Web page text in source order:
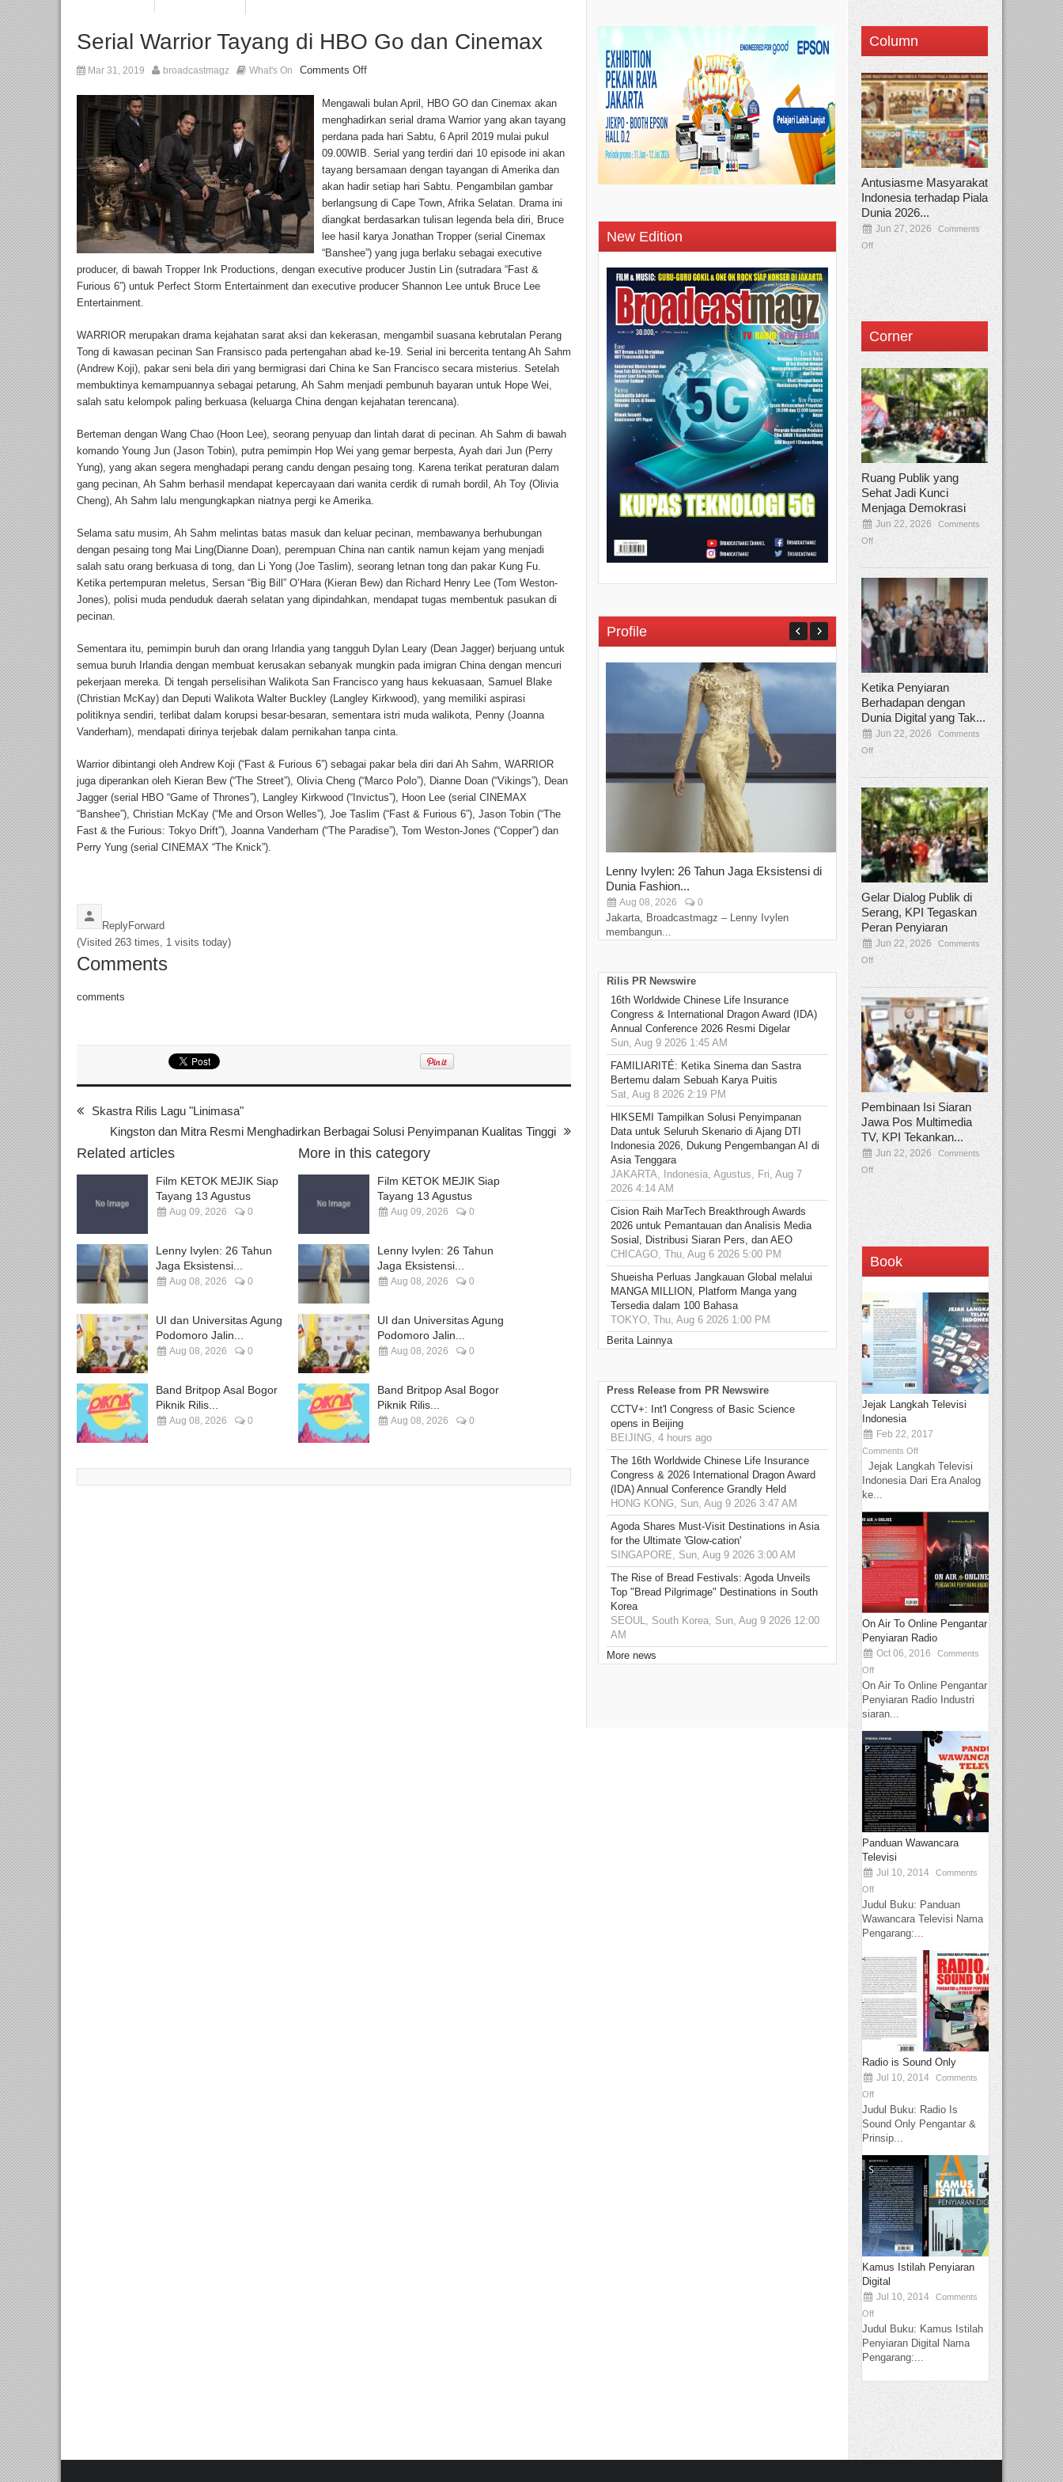
Serial Warrior Tayang di HBO Go dan Cinemax
Mar 31, 2019 broadcastmagz What's On Comments Off
Mengawali bulan April, HBO GO dan Cinemax akan
menghadirkan serial drama Warrior yang akan tayang
perdana pada hari Sabtu, 6 April 2019 mulai pukul
09.00WIB. Serial yang terdiri dari 10 episode ini akan
tayang bersamaan dengan tayangan di Amerika dan
akan hadir setiap hari Sabtu. Pengambilan gambar
berlangsung di Cape Town, Afrika Selatan. Drama ini
diangkat berdasarkan tulisan legenda bela diri, Bruce
lee hasil karya Jonathan Tropper (serial Cinemax
“Banshee”) yang juga berlaku sebagai executive
producer, di bawah Tropper Ink Productions, dengan executive producer Justin Lin (sutradara “Fast &
Furious 6”) untuk Perfect Storm Entertainment dan executive producer Shannon Lee untuk Bruce Lee
Entertainment.
WARRIOR merupakan drama kejahatan sarat aksi dan kekerasan, mengambil suasana kebrutalan Perang
Tong di kawasan pecinan San Fransisco pada pertengahan abad ke-19. Serial ini bercerita tentang Ah Sahm
(Andrew Koji), pakar seni bela diri yang bermigrasi dari China ke San Francisco secara misterius. Setelah
membuktinya kemampuannya sebagai petarung, Ah Sahm menjadi pembunuh bayaran untuk Hope Wei,
salah satu kelompok paling berkuasa (keluarga China dengan kejahatan terencana).
Berteman dengan Wang Chao (Hoon Lee), seorang penyuap dan lintah darat di pecinan. Ah Sahm di bawah
komando Young Jun (Jason Tobin), putra pemimpin Hop Wei yang gemar berpesta, Ayah dari Jun (Perry
Yung), yang akan segera menghadapi perang candu dengan pesaing tong. Karena terikat peraturan dalam
gang pecinan, Ah Sahm berhasil mendapat kepercayaan dari wanita cerdik di rumah bordil, Ah Toy (Olivia
Cheng), Ah Sahm lalu mengungkapkan niatnya pergi ke Amerika.
Selama satu musim, Ah Sahm melintas batas masuk dan keluar pecinan, membawanya berhubungan
dengan pesaing tong Mai Ling(Dianne Doan), perempuan China nan cantik namun kejam yang menjadi
salah satu orang berkuasa di tong, dan Li Yong (Joe Taslim), seorang letnan tong dan pakar Kung Fu.
Ketika pertempuran meletus, Sersan “Big Bill” O’Hara (Kieran Bew) dan Richard Henry Lee (Tom Weston-
Jones), polisi muda penduduk daerah selatan yang dipindahkan, mendapat tugas membentuk pasukan di
pecinan.
Sementara itu, pemimpin buruh dan orang Irlandia yang tangguh Dylan Leary (Dean Jagger) berjuang untuk
semua buruh Irlandia dengan membuat kerusakan sebanyak mungkin pada imigran China dengan mencuri
pekerjaan mereka. Di tengah perselisihan Walikota San Francisco yang haus kekuasaan, Samuel Blake
(Christian McKay) dan Deputi Walikota Walter Buckley (Langley Kirkwood), yang memiliki aspirasi
politiknya sendiri, terlibat dalam korupsi besar-besaran, sementara istri muda walikota, Penny (Joanna
Vanderham), mendapati dirinya terjebak dalam pernikahan tanpa cinta.
Warrior dibintangi oleh Andrew Koji (“Fast & Furious 6”) sebagai pakar bela diri dari Ah Sahm, WARRIOR
juga diperankan oleh Kieran Bew (“The Street”), Olivia Cheng (“Marco Polo”), Dianne Doan (“Vikings”), Dean
Jagger (serial HBO “Game of Thrones”), Langley Kirkwood (“Invictus”), Hoon Lee (serial CINEMAX
“Banshee”), Christian McKay (“Me and Orson Welles”), Joe Taslim (“Fast & Furious 6”), Jason Tobin (“The
Fast & the Furious: Tokyo Drift”), Joanna Vanderham (“The Paradise”), Tom Weston-Jones (“Copper”) dan
Perry Yung (serial CINEMAX “The Knick”).
ReplyForward
(Visited 263 times, 1 visits today)
Comments
comments
Skastra Rilis Lagu "Linimasa"
Kingston dan Mitra Resmi Menghadirkan Berbagai Solusi Penyimpanan Kualitas Tinggi
Related articles
Film KETOK MEJIK Siap
Tayang 13 Agustus
Aug 09, 2026 0
Lenny Ivylen: 26 Tahun
Jaga Eksistensi...
Aug 08, 2026 0
UI dan Universitas Agung
Podomoro Jalin...
Aug 08, 2026 0
Band Britpop Asal Bogor
Piknik Rilis...
Aug 08, 2026 0
More in this category
Film KETOK MEJIK Siap
Tayang 13 Agustus
Aug 09, 2026 0
Lenny Ivylen: 26 Tahun
Jaga Eksistensi...
Aug 08, 2026 0
UI dan Universitas Agung
Podomoro Jalin...
Aug 08, 2026 0
Band Britpop Asal Bogor
Piknik Rilis...
Aug 08, 2026 0
New Edition
Profile
Lenny Ivylen: 26 Tahun Jaga Eksistensi di
Dunia Fashion...
Aug 08, 2026 0
Jakarta, Broadcastmagz – Lenny Ivylen
membangun...
Yan Senjaya, Kreativitas Lima
Sinema Indonesia
Dec 22, 2025 Comments Off
Jakarta, Broadcastmagz – Yan Senjaya
Rilis PR Newswire
16th Worldwide Chinese Life Insurance
Congress & International Dragon Award (IDA)
Annual Conference 2026 Resmi Digelar
Sun, Aug 9 2026 1:45 AM
FAMILIARITÉ: Ketika Sinema dan Sastra
Bertemu dalam Sebuah Karya Puitis
Sat, Aug 8 2026 2:19 PM
HIKSEMI Tampilkan Solusi Penyimpanan
Data untuk Seluruh Skenario di Ajang DTI
Indonesia 2026, Dukung Pengembangan AI di
Asia Tenggara
JAKARTA, Indonesia, Agustus, Fri, Aug 7
2026 4:14 AM
Cision Raih MarTech Breakthrough Awards
2026 untuk Pemantauan dan Analisis Media
Sosial, Distribusi Siaran Pers, dan AEO
CHICAGO, Thu, Aug 6 2026 5:00 PM
Shueisha Perluas Jangkauan Global melalui
MANGA MILLION, Platform Manga yang
Tersedia dalam 100 Bahasa
TOKYO, Thu, Aug 6 2026 1:00 PM
Berita Lainnya
Press Release from PR Newswire
CCTV+: Int'l Congress of Basic Science
opens in Beijing
BEIJING, 4 hours ago
The 16th Worldwide Chinese Life Insurance
Congress & 2026 International Dragon Award
(IDA) Annual Conference Grandly Held
HONG KONG, Sun, Aug 9 2026 3:47 AM
Agoda Shares Must-Visit Destinations in Asia
for the Ultimate 'Glow-cation'
SINGAPORE, Sun, Aug 9 2026 3:00 AM
The Rise of Bread Festivals: Agoda Unveils
Top "Bread Pilgrimage" Destinations in South
Korea
SEOUL, South Korea, Sun, Aug 9 2026 12:00
AM
More news
Column
Antusiasme Masyarakat
Indonesia terhadap Piala
Dunia 2026...
Jun 27, 2026
Comments
Off
Corner
Ruang Publik yang
Sehat Jadi Kunci
Menjaga Demokrasi
Jun 22, 2026
Comments
Off
Ketika Penyiaran
Berhadapan dengan
Dunia Digital yang Tak...
Jun 22, 2026
Comments
Off
Gelar Dialog Publik di
Serang, KPI Tegaskan
Peran Penyiaran
Jun 22, 2026
Comments
Off
Pembinaan Isi Siaran
Jawa Pos Multimedia
TV, KPI Tekankan...
Jun 22, 2026
Comments
Off
Book
Jejak Langkah Televisi
Indonesia
Feb 22, 2017
Comments Off
Jejak Langkah Televisi
Indonesia Dari Era Analog
ke...
On Air To Online Pengantar
Penyiaran Radio
Oct 06, 2016
Comments
Off
On Air To Online Pengantar
Penyiaran Radio Industri
siaran...
Panduan Wawancara
Televisi
Jul 10, 2014
Comments
Off
Judul Buku: Panduan
Wawancara Televisi Nama
Pengarang:...
Radio is Sound Only
Jul 10, 2014
Comments
Off
Judul Buku: Radio Is
Sound Only Pengantar &
Prinsip...
Kamus Istilah Penyiaran
Digital
Jul 10, 2014
Comments
Off
Judul Buku: Kamus Istilah
Penyiaran Digital Nama
Pengarang:...